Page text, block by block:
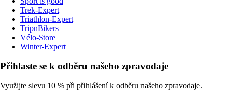
Trek-Expert
Triathlon-Expert
TripnBikers
Vélo-Store
Winter-Expert
Přihlaste se k odběru našeho zpravodaje
Využijte slevu 10 % při přihlášení k odběru našeho zpravodaje.